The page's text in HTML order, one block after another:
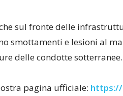
sul fronte delle
smottamenti e lesioni al
delle condotte sotterranee.
pagina ufficiale: